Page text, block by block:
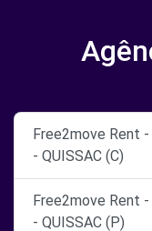
Free2move Rent -
- QUISSAC (C)
Free2move Rent -
- QUISSAC (P)